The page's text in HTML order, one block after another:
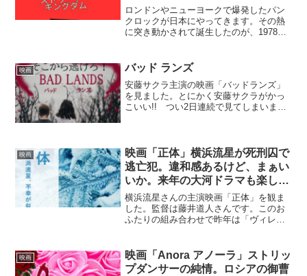
様、ばちかぶりのライブ行きまし
た！」←これを伝えたい。
ロンドンやニューヨークで爆発したパン
クロックが日本にやってきます。その熱
に突き動かされて誕生したのが、1978年
者が社会の不満や怒りをすくい取って出
来た音楽だから、日本...
映画 バッド ランズ
安藤サクラ主演の映画「バッドランズ」
を見ました。とにかく安藤サクラがかっ
こいい!! つい2日連続で見てしまいまし
たらやられる世界で生...
映画
映画「正体」横浜流星が死刑囚で
逃亡犯。違和感あるけど、まぁい
いか。来年の大河ドラマも楽しみ
です！
横浜流星さんの主演映画「正体」を観ま
した。監督は藤井道人さんです。このお
ふたりの組み合わせで昨年は「ヴィレッ
でした。2019年公開の「新聞記者」は日
本アカデミー大賞で最...
映画
映画「Anora アノーラ」ストリッ
プダンサーの純情。ロシアの御曹